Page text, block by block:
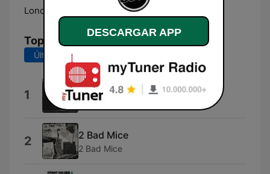
London:
Top Canciones
Últimos 7 días
1 Four
Driving Forward
2 2 Bad Mice
2 Bad Mice
DESCARGAR APP